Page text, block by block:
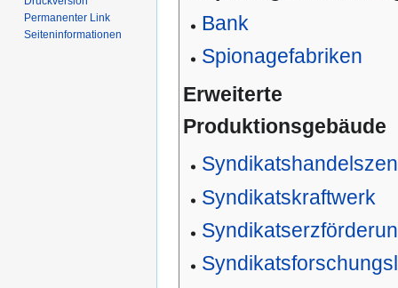
Bank
Spionagefabriken
Erweiterte
Produktionsgebäude
Syndikatskraftwerk
Permanenter Link
Seiten­­informationen